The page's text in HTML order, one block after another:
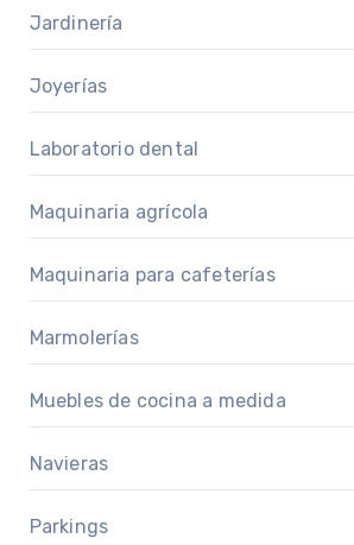
Jardinería
Joyerías
Laboratorio dental
Maquinaria agrícola
Maquinaria para cafeterías
Marmolerías
Muebles de cocina a medida
Navieras
Parkings